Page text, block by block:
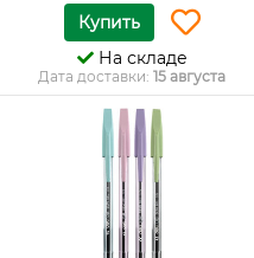
Купить
На складе
Дата доставки: 15 августа